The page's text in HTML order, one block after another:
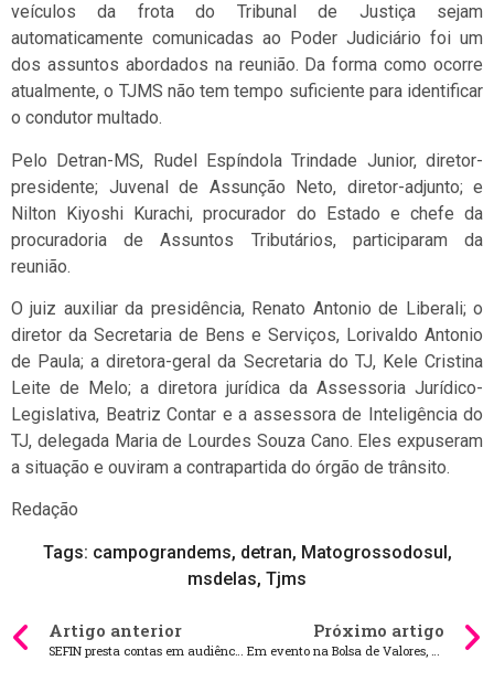
veículos da frota do Tribunal de Justiça sejam
automaticamente comunicadas ao Poder Judiciário foi um
dos assuntos abordados na reunião. Da forma como ocorre
atualmente, o TJMS não tem tempo suficiente para identificar
o condutor multado.
Pelo Detran-MS, Rudel Espíndola Trindade Junior, diretor-
presidente; Juvenal de Assunção Neto, diretor-adjunto; e
Nilton Kiyoshi Kurachi, procurador do Estado e chefe da
procuradoria de Assuntos Tributários, participaram da
reunião.
O juiz auxiliar da presidência, Renato Antonio de Liberali; o
diretor da Secretaria de Bens e Serviços, Lorivaldo Antonio
de Paula; a diretora-geral da Secretaria do TJ, Kele Cristina
Leite de Melo; a diretora jurídica da Assessoria Jurídico-
Legislativa, Beatriz Contar e a assessora de Inteligência do
TJ, delegada Maria de Lourdes Souza Cano. Eles expuseram
a situação e ouviram a contrapartida do órgão de trânsito.
Redação
Tags: campograndems, detran, Matogrossodosul,
msdelas, Tjms
Artigo anterior
SEFIN presta contas em audiência pública
Próximo artigo
Em evento na Bolsa de Valores, Riedel defende concessão de rodovias federais que passam em MS